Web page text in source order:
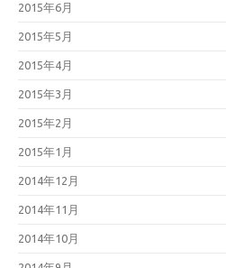
2015年6月
2015年5月
2015年4月
2015年3月
2015年2月
2015年1月
2014年12月
2014年11月
2014年10月